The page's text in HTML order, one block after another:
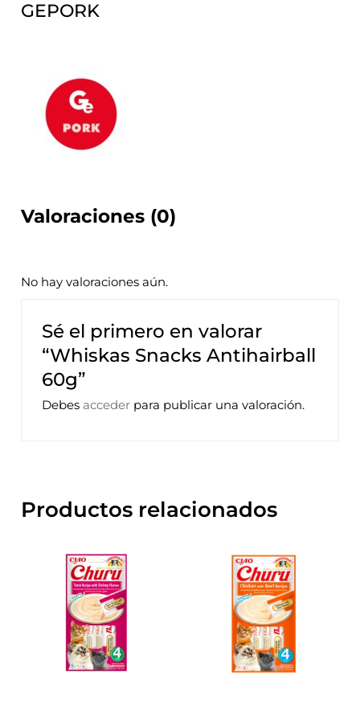
GEPORK
Valoraciones (0)
No hay valoraciones aún.
Sé el primero en valorar
“Whiskas Snacks Antihairball
60g”
Debes acceder para publicar una valoración.
Productos relacionados